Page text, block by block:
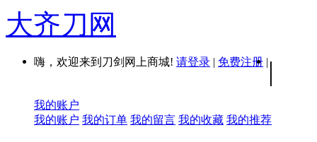
大齐刀网
嗨，欢迎来到刀剑网上商城! 请登录 | 免费注册 | |
我的账户
我的账户 我的订单 我的留言 我的收藏 我的推荐